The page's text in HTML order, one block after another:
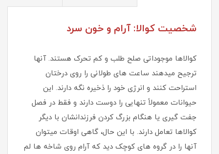
شخصیت کوالا: آرام و خون سرد
کوالاها موجوداتی صلح طلب و کم تحرک هستند. آنها
ترجیح میدهند ساعت های طولانی را روی درختان
استراحت کنند و انرژی خود را ذخیره نگه دارند. این
حیوانات معمولاً تنهایی را دوست دارند و فقط در فصل
جفت گیری یا هنگام بزرگ کردن فرزندانشان با دیگر
کوالاها تعامل دارند. با این حال، گاهی اوقات میتوان
آنها را در گروه های کوچک دید که آرام روی شاخه ها لم